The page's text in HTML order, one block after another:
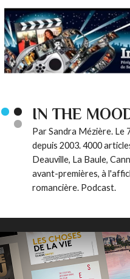
IN THE
Par Sandra Mézière. Le
depuis 2003. 4000
Deauville, La Baule,
avant-premières, à
romancière. Podcast.